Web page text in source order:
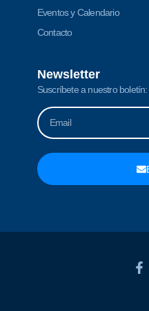
Eventos y Calendario
Contacto
Newsletter
Suscríbete a nuestro boletín: